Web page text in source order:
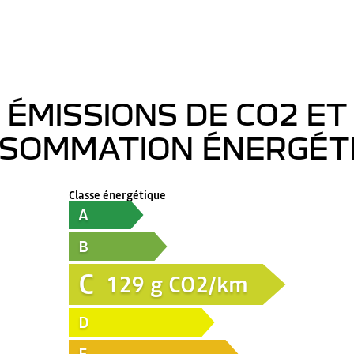
ÉMISSIONS DE CO2 ET
Classe énergétique
A
B
C 129 g CO2/km
D